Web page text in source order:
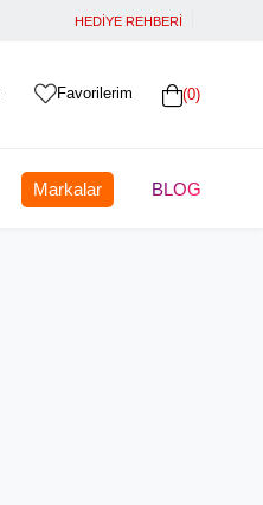
HEDİYE REHBERİ
0
Favorilerim
Markalar BLOG